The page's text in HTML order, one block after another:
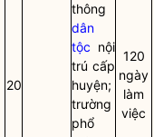
20
thông
dân
tộc nội
trú cấp
huyện;
trường
phổ
120
ngày
làm
việc